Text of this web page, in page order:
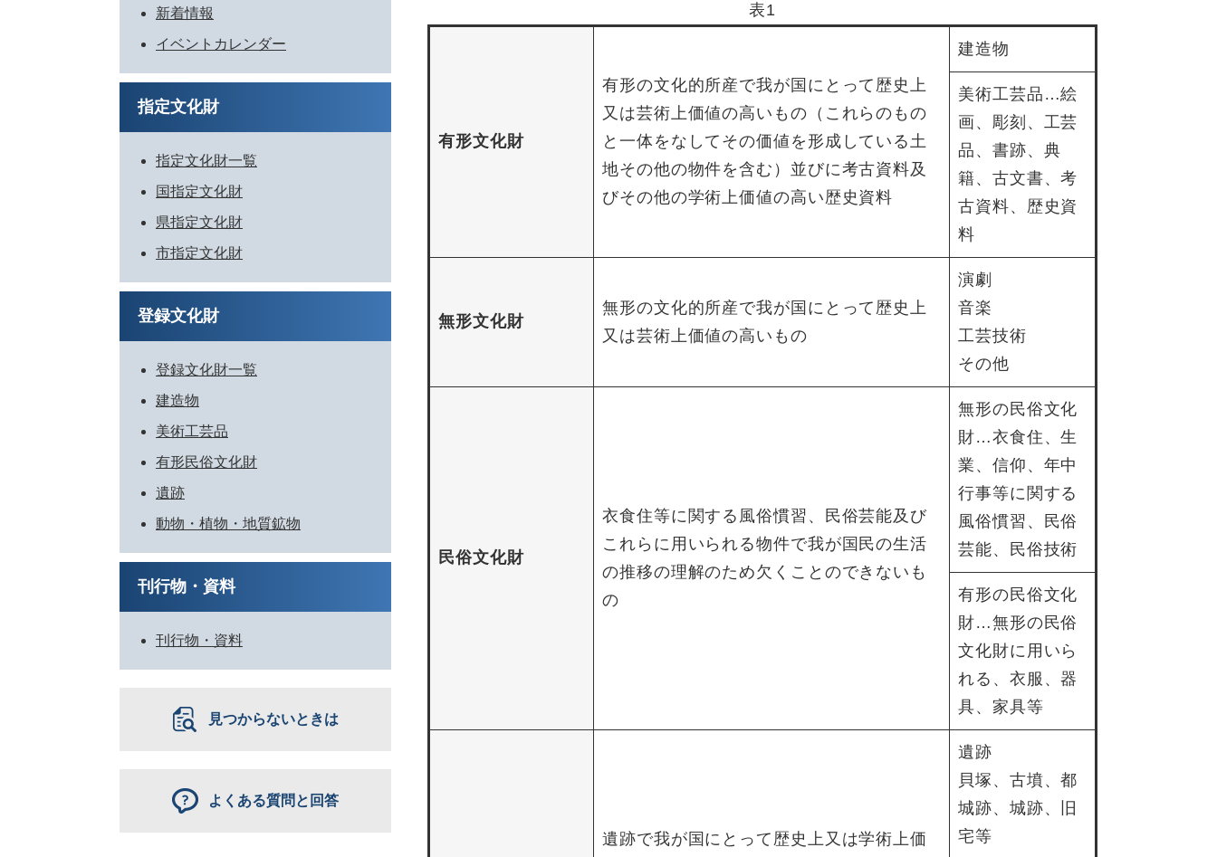
表1
有形文化財
有形の文化的所産で我が国にとって歴史上
又は芸術上価値の高いもの（これらのもの
と一体をなしてその価値を形成している土
地その他の物件を含む）並びに考古資料及
びその他の学術上価値の高い歴史資料
建造物
美術工芸品…絵
画、彫刻、工芸
品、書跡、典
籍、古文書、考
古資料、歴史資
料
無形文化財
無形の文化的所産で我が国にとって歴史上
又は芸術上価値の高いもの
演劇
音楽
工芸技術
その他
民俗文化財
衣食住等に関する風俗慣習、民俗芸能及び
これらに用いられる物件で我が国民の生活
の推移の理解のため欠くことのできないも
の
無形の民俗文化
財…衣食住、生
業、信仰、年中
行事等に関する
風俗慣習、民俗
芸能、民俗技術
有形の民俗文化
財…無形の民俗
文化財に用いら
れる、衣服、器
具、家具等
遺跡で我が国にとって歴史上又は学術上価
遺跡
貝塚、古墳、都
城跡、城跡、旧
宅等
新着情報
イベントカレンダー
指定文化財
指定文化財一覧
国指定文化財
県指定文化財
市指定文化財
登録文化財
登録文化財一覧
建造物
美術工芸品
有形民俗文化財
遺跡
動物・植物・地質鉱物
刊行物・資料
刊行物・資料
見つからないときは
よくある質問と回答